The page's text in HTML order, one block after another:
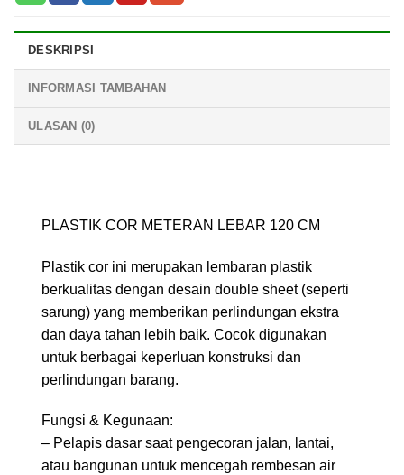
DESKRIPSI
INFORMASI TAMBAHAN
ULASAN (0)
PLASTIK COR METERAN LEBAR 120 CM
Plastik cor ini merupakan lembaran plastik
berkualitas dengan desain double sheet (seperti
sarung) yang memberikan perlindungan ekstra
dan daya tahan lebih baik. Cocok digunakan
untuk berbagai keperluan konstruksi dan
perlindungan barang.
Fungsi & Kegunaan:
– Pelapis dasar saat pengecoran jalan, lantai,
atau bangunan untuk mencegah rembesan air